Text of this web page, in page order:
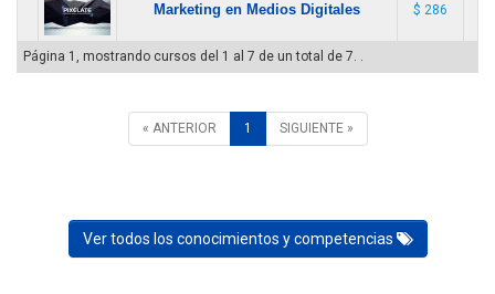
Marketing en Medios Digitales $ 286
Página 1, mostrando cursos del 1 al 7 de un total de 7. .
« ANTERIOR 1 SIGUIENTE »
Ver todos los conocimientos y competencias